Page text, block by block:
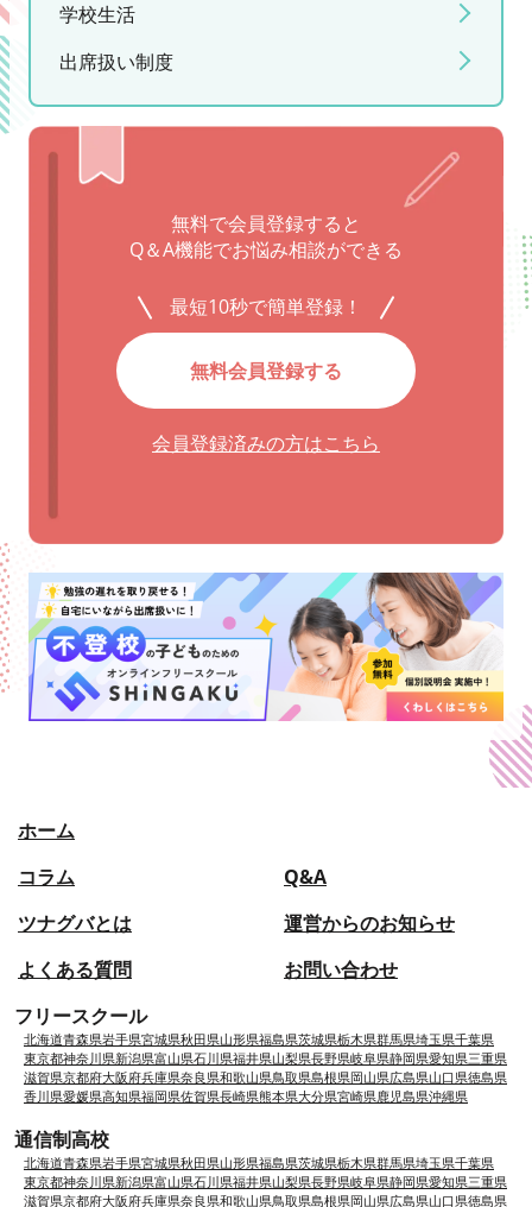
学校生活
出席扱い制度
無料で会員登録すると
Q＆A機能でお悩み相談ができる
最短10秒で簡単登録！
無料会員登録する
会員登録済みの方はこちら
ホーム
コラム
Q&A
ツナグバとは
よくある質問
運営からのお知らせ
お問い合わせ
フリースクール
北海道青森県岩手県宮城県秋田県山形県福島県茨城県栃木県群馬県埼玉県千葉県
東京都神奈川県新潟県富山県石川県福井県山梨県長野県岐阜県静岡県愛知県三重県
滋賀県京都府大阪府兵庫県奈良県和歌山県鳥取県島根県岡山県広島県山口県徳島県
香川県愛媛県高知県福岡県佐賀県長崎県熊本県大分県宮崎県鹿児島県沖縄県
通信制高校
北海道青森県岩手県宮城県秋田県山形県福島県茨城県栃木県群馬県埼玉県千葉県
東京都神奈川県新潟県富山県石川県福井県山梨県長野県岐阜県静岡県愛知県三重県
滋賀県京都府大阪府兵庫県奈良県和歌山県鳥取県島根県岡山県広島県山口県徳島県